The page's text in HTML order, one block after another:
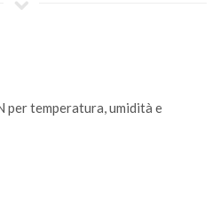
temperatura, umidità e